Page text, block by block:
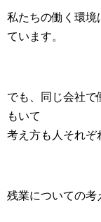
私たちの働く環境
ています。
でも、同じ会社で
もいて
考え方も人それぞ
残業についての考